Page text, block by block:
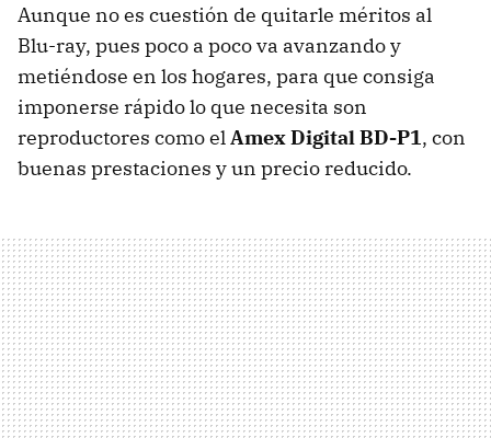
Aunque no es cuestión de quitarle méritos al
Blu-ray, pues poco a poco va avanzando y
metiéndose en los hogares, para que consiga
imponerse rápido lo que necesita son
reproductores como el Amex Digital BD-P1, con
buenas prestaciones y un precio reducido.